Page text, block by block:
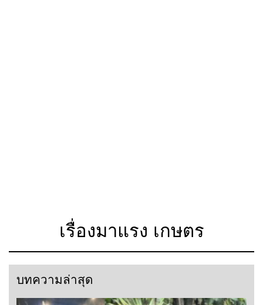
เรื่องมาแรง เกษตร
บทความล่าสุด